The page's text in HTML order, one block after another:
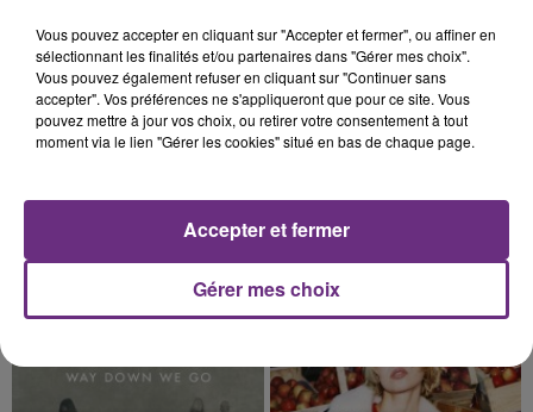
DJO
End Of Beginning
JEREMY FREROT
Vous pouvez accepter en cliquant sur "Accepter et fermer", ou affiner en
sélectionnant les finalités et/ou partenaires dans "Gérer mes choix".
Vous pouvez également refuser en cliquant sur "Continuer sans
accepter". Vos préférences ne s'appliqueront que pour ce site. Vous
pouvez mettre à jour vos choix, ou retirer votre consentement à tout
moment via le lien "Gérer les cookies" situé en bas de chaque page.
Gérer mes choix
Accepter et fermer